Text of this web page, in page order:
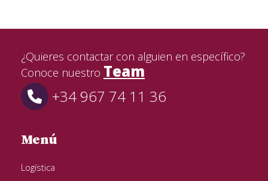
¿Quieres contactar con alguien en específico?
Conoce nuestro Team
+34 967 74 11 36
Menú
Logística